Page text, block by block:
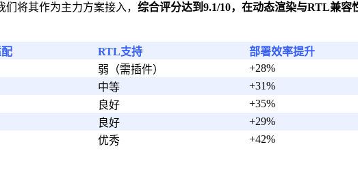
将其作为主力方案接入， 综合评分达到9.1/10，在动态渲染与RTL兼容
RTL支持 部署效率提升
弱（需插件） +28%
中等 +31%
良好 +35%
良好 +29%
优秀 +42%